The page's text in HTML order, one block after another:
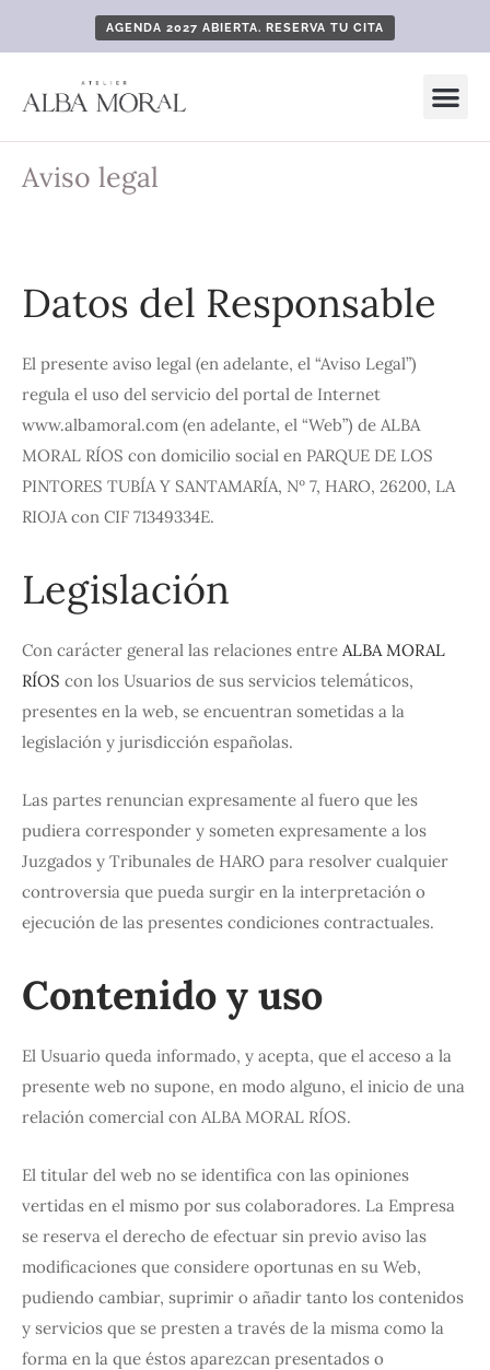
AGENDA 2027 ABIERTA. RESERVA TU CITA
Aviso legal
Datos del Responsable
El presente aviso legal (en adelante, el “Aviso Legal”)
regula el uso del servicio del portal de Internet
www.albamoral.com (en adelante, el “Web”) de ALBA
MORAL RÍOS con domicilio social en PARQUE DE LOS
PINTORES TUBÍA Y SANTAMARÍA, Nº 7, HARO, 26200, LA
RIOJA con CIF 71349334E.
Legislación
Con carácter general las relaciones entre ALBA MORAL
RÍOS con los Usuarios de sus servicios telemáticos,
presentes en la web, se encuentran sometidas a la
legislación y jurisdicción españolas.
Las partes renuncian expresamente al fuero que les
pudiera corresponder y someten expresamente a los
Juzgados y Tribunales de HARO para resolver cualquier
controversia que pueda surgir en la interpretación o
ejecución de las presentes condiciones contractuales.
Contenido y uso
El Usuario queda informado, y acepta, que el acceso a la
presente web no supone, en modo alguno, el inicio de una
relación comercial con ALBA MORAL RÍOS.
El titular del web no se identifica con las opiniones
vertidas en el mismo por sus colaboradores. La Empresa
se reserva el derecho de efectuar sin previo aviso las
modificaciones que considere oportunas en su Web,
pudiendo cambiar, suprimir o añadir tanto los contenidos
y servicios que se presten a través de la misma como la
forma en la que éstos aparezcan presentados o